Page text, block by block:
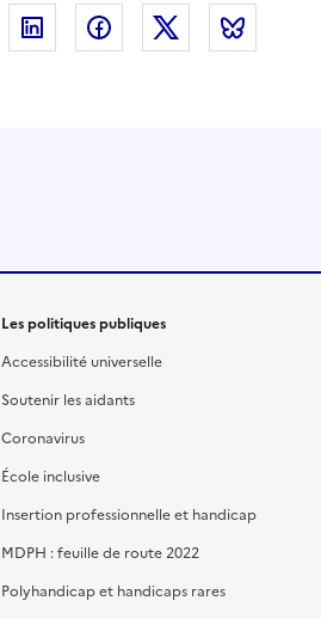
Courriel Linkedin FacebookTwitter
Les politiques publiques
Accessibilité universelle
Soutenir les aidants
Coronavirus
École inclusive
Insertion professionnelle et handicap
MDPH : feuille de route 2022
Polyhandicap et handicaps rares